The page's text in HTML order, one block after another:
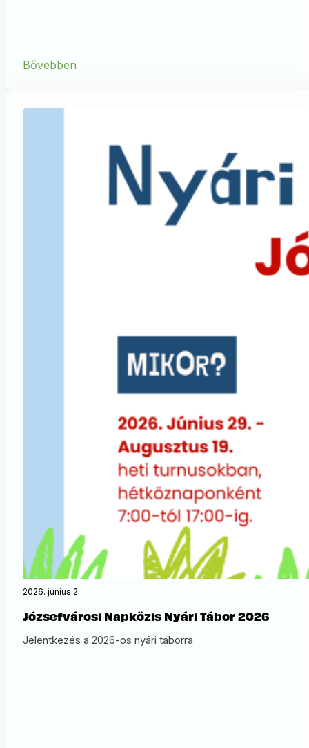
Bővebben
2026. június 2.
Józsefvárosi Napközis Nyári Tábor 2026
Jelentkezés a 2026-os nyári táborra